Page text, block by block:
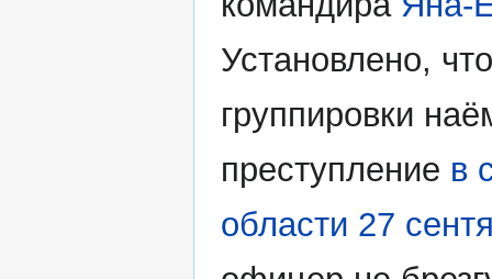
Установлено,
группировки
преступление в
области 27